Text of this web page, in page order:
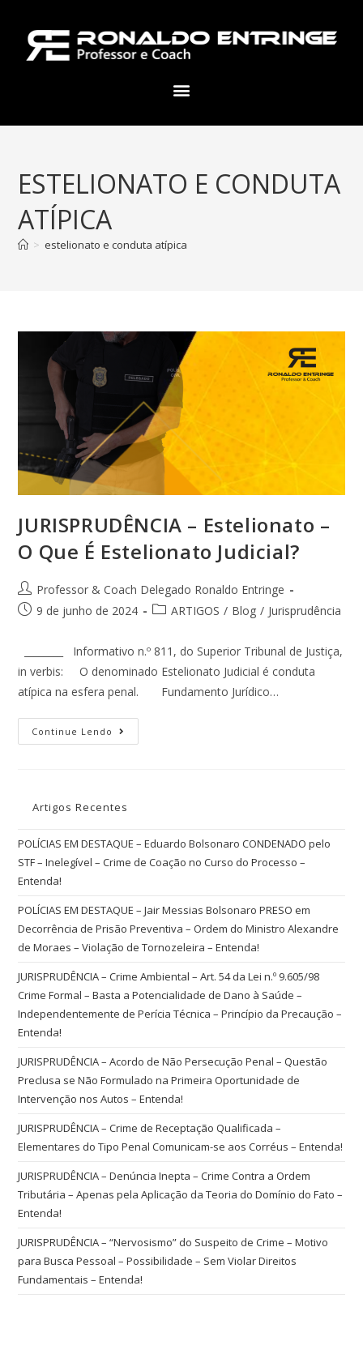
ESTELIONATO E CONDUTA
ATÍPICA
> estelionato e conduta atípica
JURISPRUDÊNCIA – Estelionato –
O Que É Estelionato Judicial?
Professor & Coach Delegado Ronaldo Entringe
9 de junho de 2024
ARTIGOS / Blog / Jurisprudência
________ Informativo n.º 811, do Superior Tribunal de Justiça,
in verbis: O denominado Estelionato Judicial é conduta
atípica na esfera penal. Fundamento Jurídico…
Continue Lendo
Artigos Recentes
POLÍCIAS EM DESTAQUE – Eduardo Bolsonaro CONDENADO pelo
STF – Inelegível – Crime de Coação no Curso do Processo –
Entenda!
POLÍCIAS EM DESTAQUE – Jair Messias Bolsonaro PRESO em
Decorrência de Prisão Preventiva – Ordem do Ministro Alexandre
de Moraes – Violação de Tornozeleira – Entenda!
JURISPRUDÊNCIA – Crime Ambiental – Art. 54 da Lei n.º 9.605/98
Crime Formal – Basta a Potencialidade de Dano à Saúde –
Independentemente de Perícia Técnica – Princípio da Precaução –
Entenda!
JURISPRUDÊNCIA – Acordo de Não Persecução Penal – Questão
Preclusa se Não Formulado na Primeira Oportunidade de
Intervenção nos Autos – Entenda!
JURISPRUDÊNCIA – Crime de Receptação Qualificada –
Elementares do Tipo Penal Comunicam-se aos Corréus – Entenda!
JURISPRUDÊNCIA – Denúncia Inepta – Crime Contra a Ordem
Tributária – Apenas pela Aplicação da Teoria do Domínio do Fato –
Entenda!
JURISPRUDÊNCIA – “Nervosismo” do Suspeito de Crime – Motivo
para Busca Pessoal – Possibilidade – Sem Violar Direitos
Fundamentais – Entenda!